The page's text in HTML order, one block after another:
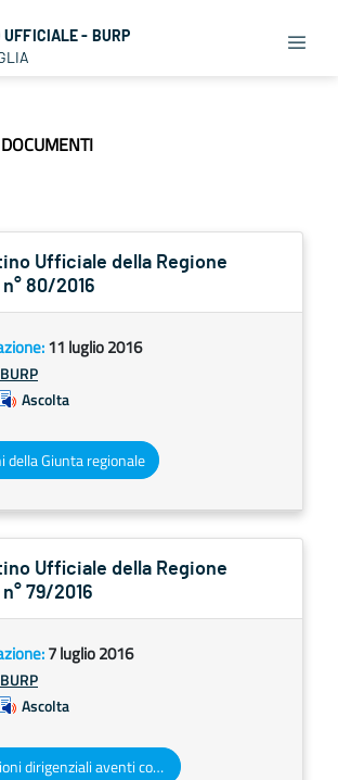
UFFICIALE - BURP
DOCUMENTI
Ufficiale della Regione
80/2016
11 luglio 2016
Ascolta
della Giunta regionale
Ufficiale della Regione
79/2016
7 luglio 2016
Ascolta
Determinazioni dirigenziali aventi contenuto di interesse generale